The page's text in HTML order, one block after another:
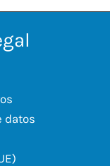
datos